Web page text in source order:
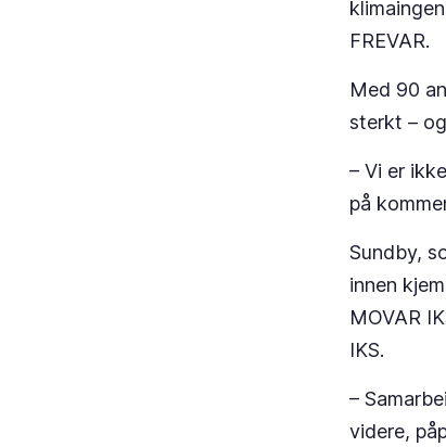
FREVAR.
Med 90
sterkt –
– Vi er
på
Sundby,
innen
MOVAR
IKS.
–
videre,